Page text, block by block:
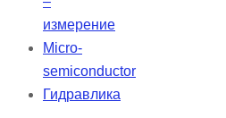
измерение
Micro-
semiconductor
Гидравлика